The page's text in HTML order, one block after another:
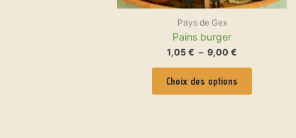
Pays de Gex
Pains burger
1,05€ – 9,00€
Choix des options